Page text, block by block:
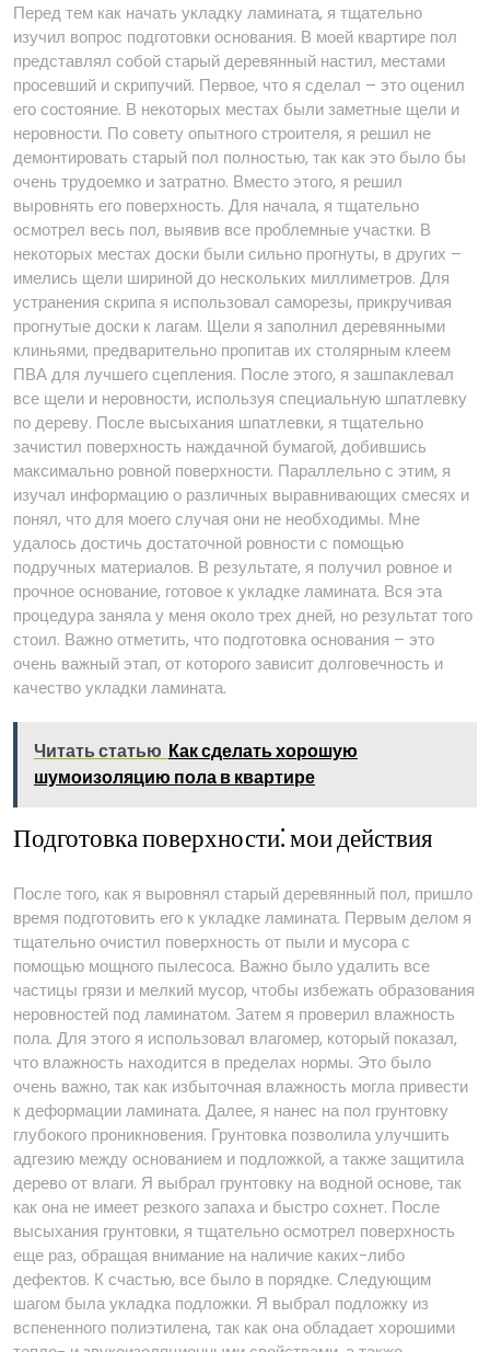
Перед тем как начать укладку ламината, я тщательно
изучил вопрос подготовки основания. В моей квартире пол
представлял собой старый деревянный настил, местами
просевший и скрипучий. Первое, что я сделал – это оценил
его состояние. В некоторых местах были заметные щели и
неровности. По совету опытного строителя, я решил не
демонтировать старый пол полностью, так как это было бы
очень трудоемко и затратно. Вместо этого, я решил
выровнять его поверхность. Для начала, я тщательно
осмотрел весь пол, выявив все проблемные участки. В
некоторых местах доски были сильно прогнуты, в других –
имелись щели шириной до нескольких миллиметров. Для
устранения скрипа я использовал саморезы, прикручивая
прогнутые доски к лагам. Щели я заполнил деревянными
клиньями, предварительно пропитав их столярным клеем
ПВА для лучшего сцепления. После этого, я зашпаклевал
все щели и неровности, используя специальную шпатлевку
по дереву. После высыхания шпатлевки, я тщательно
зачистил поверхность наждачной бумагой, добившись
максимально ровной поверхности. Параллельно с этим, я
изучал информацию о различных выравнивающих смесях и
понял, что для моего случая они не необходимы. Мне
удалось достичь достаточной ровности с помощью
подручных материалов. В результате, я получил ровное и
прочное основание, готовое к укладке ламината. Вся эта
процедура заняла у меня около трех дней, но результат того
стоил. Важно отметить, что подготовка основания – это
очень важный этап, от которого зависит долговечность и
качество укладки ламината.
Читать статью Как сделать хорошую
шумоизоляцию пола в квартире
Подготовка поверхности⁚ мои действия
После того, как я выровнял старый деревянный пол, пришло
время подготовить его к укладке ламината. Первым делом я
тщательно очистил поверхность от пыли и мусора с
помощью мощного пылесоса. Важно было удалить все
частицы грязи и мелкий мусор, чтобы избежать образования
неровностей под ламинатом. Затем я проверил влажность
пола. Для этого я использовал влагомер, который показал,
что влажность находится в пределах нормы. Это было
очень важно, так как избыточная влажность могла привести
к деформации ламината. Далее, я нанес на пол грунтовку
глубокого проникновения. Грунтовка позволила улучшить
адгезию между основанием и подложкой, а также защитила
дерево от влаги. Я выбрал грунтовку на водной основе, так
как она не имеет резкого запаха и быстро сохнет. После
высыхания грунтовки, я тщательно осмотрел поверхность
еще раз, обращая внимание на наличие каких-либо
дефектов. К счастью, все было в порядке. Следующим
шагом была укладка подложки. Я выбрал подложку из
вспененного полиэтилена, так как она обладает хорошими